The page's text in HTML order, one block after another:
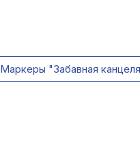
Маркеры "Забавная